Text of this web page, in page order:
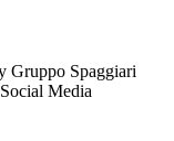
Gruppo Spaggiari
Media